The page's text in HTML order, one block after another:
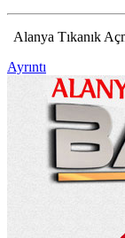
Alanya Tıkanık
Ayrıntı